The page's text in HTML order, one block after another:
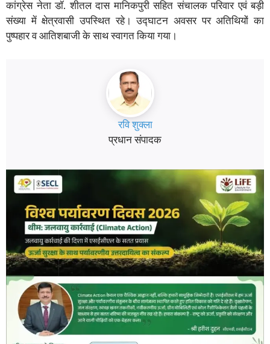
कांग्रेस नेता डॉ. शीतल दास मानिकपुरी सहित संचालक परिवार एवं बड़ी
संख्या में क्षेत्रवासी उपस्थित रहे। उद्घाटन अवसर पर अतिथियों का
पुष्पहार व आतिशबाजी के साथ स्वागत किया गया।
रवि शुक्ला
प्रधान संपादक